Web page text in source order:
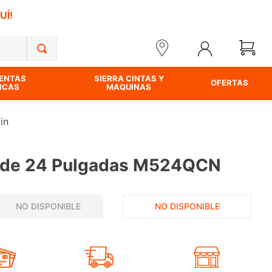
SIERRA CINTAS Y
MAQUINAS
OFERTAS
24 Pulgadas M524QCN
NO DISPONIBLE NO DISPONIBLE